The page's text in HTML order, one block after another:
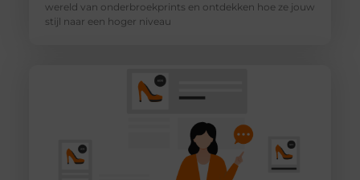
wereld van onderbroekprints en ontdekken hoe ze jouw
stijl naar een hoger niveau